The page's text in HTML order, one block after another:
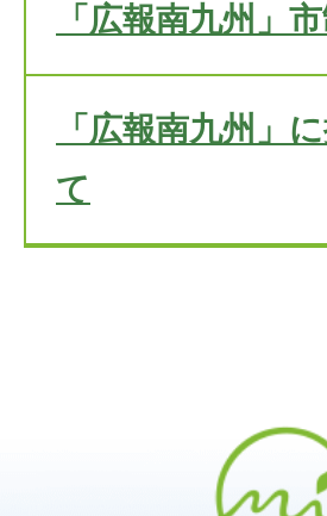
「広報南九州」
「広報南九州」
て